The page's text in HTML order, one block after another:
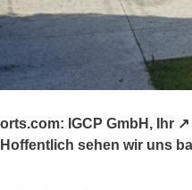
IGCP GmbH, Ihr
sehen wir uns